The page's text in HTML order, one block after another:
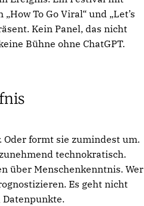
To Go Viral“ und „Let’s
Kein Panel, das nicht
Bühne ohne ChatGPT.
formt sie zumindest um.
technokratisch.
über Menschenkenntnis. Wer
Es geht nicht